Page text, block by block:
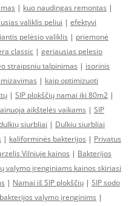
| kuo naudingas remontas |
valiklis peliui | efektyvi
pelėsio valiklis | priemonė
classic | geriausias pelesio
straipsniu talpinimas | isorinis
| kaip optimizuoti
| SIP plokščių namai iki 80m2 |
aikštelės vaikams | SIP
siurbliai | Dulkiu siurbliai
| kaliforminės bakterijos | Privatus
Vilniuje kainos | Bakterijos
valymo įrenginiams kainos skiriasi
| Namai iš SIP plokščių | SIP sodo
valymo įrenginims |